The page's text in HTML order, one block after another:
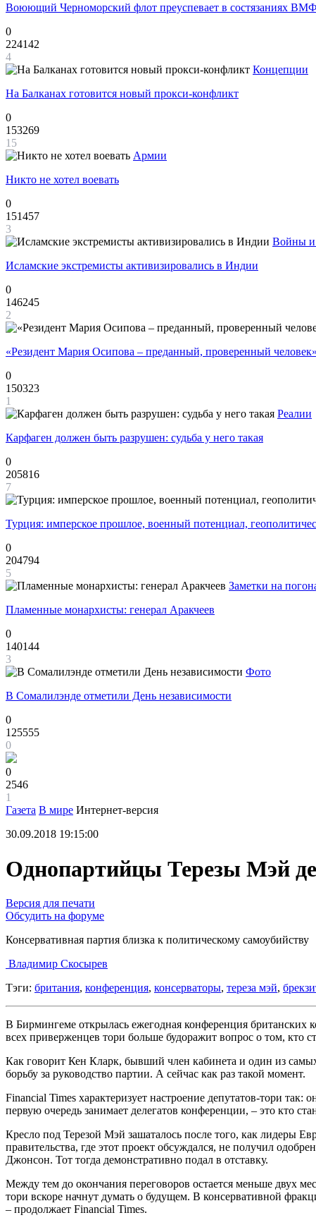
Воюющий Черноморский флот преуспевает в состязаниях
0
224142
4
Концепции
На Балканах готовится новый прокси-конфликт
0
153269
15
Армии
Никто не хотел воевать
0
151457
3
Войны и
Исламские экстремисты активизировались в Индии
0
146245
2
«Резидент Мария Осипова – преданный, проверенный человек»
0
150323
1
Реалии
Карфаген должен быть разрушен: судьба у него такая
0
205816
7
Турция: имперское прошлое, военный потенциал,
0
204794
5
Заметки на
Пламенные монархисты: генерал Аракчеев
0
140144
3
Фото
В Сомалилэнде отметили День независимости
0
125555
0
0
2546
1
Газета В мире Интернет-версия
30.09.2018 19:15:00
Однопартийцы Терезы Мэй
Версия для печати
Обсудить на форуме
Консервативная партия близка к политическому самоубийству
Владимир Скосырев
Тэги: британия, конференция, консерваторы, тереза мэй,
В Бирмингеме открылась ежегодная конференция британских
всех приверженцев тори больше будоражит вопрос о том, кто
Как говорит Кен Кларк, бывший член кабинета и один из
борьбу за руководство партии. А сейчас как раз такой момент.
Financial Times характеризует настроение депутатов-тори
первую очередь занимает делегатов конференции, – это кто
Кресло под Терезой Мэй зашаталось после того, как лидеры
правительства, где этот проект обсуждался, не получил
Джонсон. Тот тогда демонстративно подал в отставку.
Между тем до окончания переговоров остается меньше двух
тори вскоре начнут думать о будущем. В консервативной
– продолжает Financial Times.